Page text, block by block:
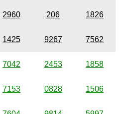
2960 206 1826
1425 9267 7562
7042 2453 1858
7153 0828 1506